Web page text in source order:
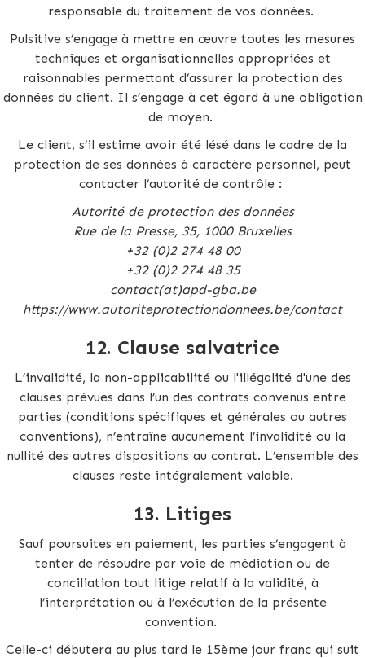
responsable du traitement de vos données.
Pulsitive s’engage à mettre en œuvre toutes les mesures
techniques et organisationnelles appropriées et
raisonnables permettant d’assurer la protection des
données du client. Il s’engage à cet égard à une obligation
de moyen.
Le client, s’il estime avoir été lésé dans le cadre de la
protection de ses données à caractère personnel, peut
contacter l’autorité de contrôle :
Autorité de protection des données
Rue de la Presse, 35, 1000 Bruxelles
+32 (0)2 274 48 00
+32 (0)2 274 48 35
contact(at)apd-gba.be
https://www.autoriteprotectiondonnees.be/contact
12. Clause salvatrice
L’invalidité, la non-applicabilité ou l'illégalité d'une des
clauses prévues dans l’un des contrats convenus entre
parties (conditions spécifiques et générales ou autres
conventions), n’entraîne aucunement l’invalidité ou la
nullité des autres dispositions au contrat. L’ensemble des
clauses reste intégralement valable.
13. Litiges
Sauf poursuites en paiement, les parties s’engagent à
tenter de résoudre par voie de médiation ou de
conciliation tout litige relatif à la validité, à
l’interprétation ou à l’exécution de la présente
convention.
Celle-ci débutera au plus tard le 15ème jour franc qui suit